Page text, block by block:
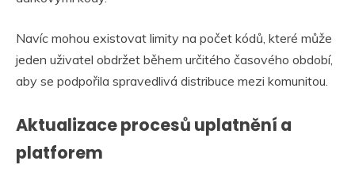
Navíc mohou existovat limity na počet kódů, které může
jeden uživatel obdržet během určitého časového období,
aby se podpořila spravedlivá distribuce mezi komunitou.
Aktualizace procesů uplatnění a
platforem